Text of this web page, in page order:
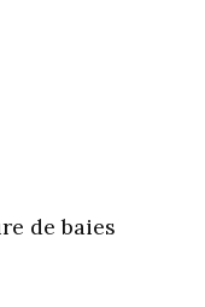
de baies